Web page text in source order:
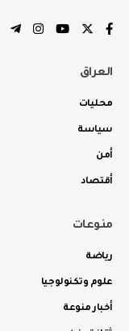
العراق
محليات
سياسة
أمن
أقتصاد
منوعات
رياضة
علوم وتكنولوجيا
أخبار منوعة